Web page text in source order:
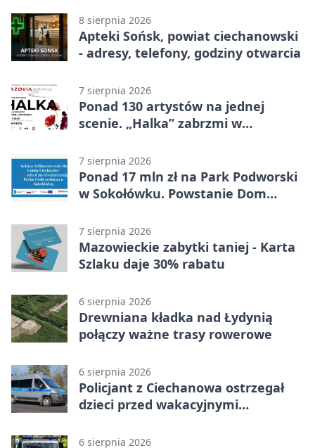
8 sierpnia 2026
Apteki Sońsk, powiat ciechanowski
- adresy, telefony, godziny otwarcia
7 sierpnia 2026
Ponad 130 artystów na jednej
scenie. „Halka” zabrzmi w
7 sierpnia 2026
Ponad 17 mln zł na Park Podworski
w Sokołówku. Powstanie Dom
7 sierpnia 2026
Mazowieckie zabytki taniej - Karta
Szlaku daje 30% rabatu
6 sierpnia 2026
Drewniana kładka nad Łydynią
połączy ważne trasy rowerowe
6 sierpnia 2026
Policjant z Ciechanowa ostrzegał
dzieci przed wakacyjnymi
6 sierpnia 2026